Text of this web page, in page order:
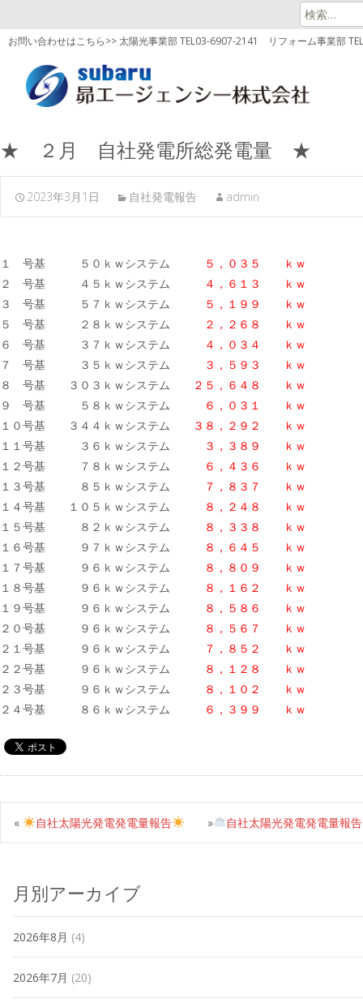
検
索:
お問い合わせはこちら>> 太陽光事業部 TEL03-6907-2141 リフォーム事業部
★ ２月 自社発電所総発電量 ★
2023年3月1日 自社発電報告 admin
１ 号基 ５０ｋｗシステム
５，０３５ ｋｗ
２ 号基 ４５ｋｗシステム
４，６１３ ｋｗ
３ 号基 ５７ｋｗシステム
５，１９９ ｋｗ
５ 号基 ２８ｋｗシステム
２，２６８ ｋｗ
６ 号基 ３７ｋｗシステム
４，０３４ ｋｗ
７ 号基 ３５ｋｗシステム
３，５９３ ｋｗ
８ 号基 ３０３ｋｗシステム
２５，６４８ ｋｗ
９ 号基 ５８ｋｗシステム
６，０３１ ｋｗ
１０号基 ３４４ｋｗシステム
３８，２９２ ｋｗ
１１号基 ３６ｋｗシステム
３，３８９ ｋｗ
１２号基 ７８ｋｗシステム
６，４３６ ｋｗ
１３号基 ８５ｋｗシステム
７，８３７ ｋｗ
１４号基 １０５ｋｗシステム
８，２４８ ｋｗ
１５号基 ８２ｋｗシステム
８，３３８ ｋｗ
１６号基 ９７ｋｗシステム
８，６４５ ｋｗ
１７号基 ９６ｋｗシステム
８，８０９ ｋｗ
１８号基 ９６ｋｗシステム
８，１６２ ｋｗ
１９号基 ９６ｋｗシステム
８，５８６ ｋｗ
２０号基 ９６ｋｗシステム
８，５６７ ｋｗ
２１号基 ９６ｋｗシステム
７，８５２ ｋｗ
２２号基 ９６ｋｗシステム
８，１２８ ｋｗ
２３号基 ９６ｋｗシステム
８，１０２ ｋｗ
２４号基 ８６ｋｗシステム
６，３９９ ｋｗ
« 自社太陽光発電発電量報告 自社太陽光発電発電量報告
»
月別アーカイブ
2026年8月 (4)
2026年7月 (20)